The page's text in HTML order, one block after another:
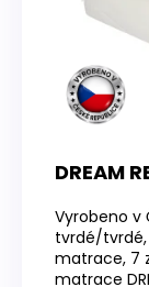
DREAM
Vyrobeno v
tvrdé/tvrdé,
matrace, 7
matrace